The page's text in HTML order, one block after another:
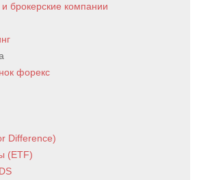
брокерские компании
форекс
Difference)
(ETF)